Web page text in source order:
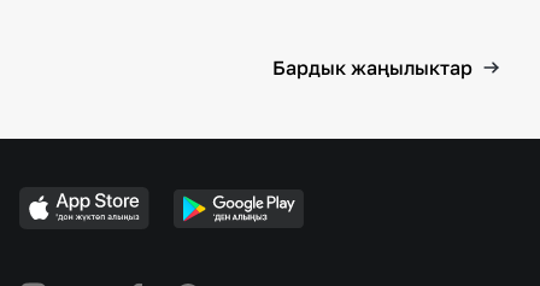
Бардык жаңылыктар